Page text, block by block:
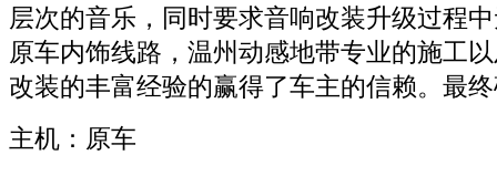
层次的音乐，同时要求音响改装升级过程
原车内饰线路，温州动感地带专业的施工
改装的丰富经验的赢得了车主的信赖。最
主机：原车